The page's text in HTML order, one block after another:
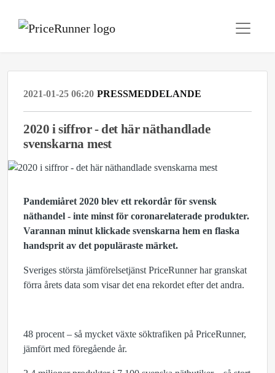
2021-01-25 06:20 PRESSMEDDELANDE
2020 i siffror - det här näthandlade
svenskarna mest
Pandemiåret 2020 blev ett rekordår för svensk
näthandel - inte minst för coronarelaterade produkter.
Varannan minut klickade svenskarna hem en flaska
handsprit av det populäraste märket.
Sveriges största jämförelsetjänst PriceRunner har granskat
förra årets data som visar det ena rekordet efter det andra.
48 procent – så mycket växte söktrafiken på PriceRunner,
jämfört med föregående år.